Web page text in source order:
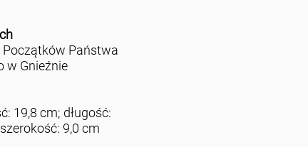
Państwa
w Gnieźnie
19,8 cm; długość:
9,0 cm